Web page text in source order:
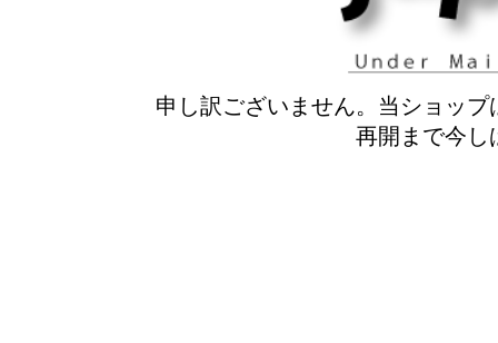
申し訳ございません。当ショッ
再開まで今し